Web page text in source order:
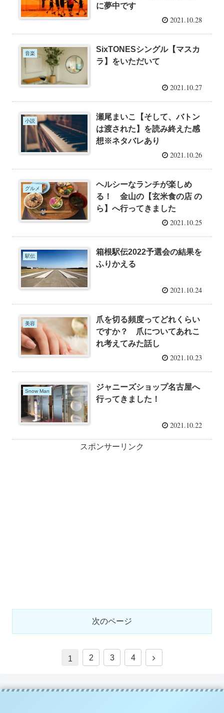
に夢中です
2021.10.28
音楽
SixTONESシングル【マスカ
ラ】をいただいて
2021.10.27
小説
瀬尾まいこ【そして、バトン
は渡された】を読み終えた感
想※ネタバレあり
2021.10.26
グルメ
ヘルシーなランチが楽しめ
る！ 金山の【玄米食の店 の
ら】へ行ってきました
2021.10.25
駅伝
箱根駅伝2022予選会の結果を
ふりかえる
2021.10.24
美容
爪を切る頻度ってどれくらい
ですか？ 爪についてあれこ
れ考えてみた話し
2021.10.23
Snow Man
ジャニーズショップ名古屋へ
行ってきました！
2021.10.22
スポンサーリンク
次のページ
1 2 3 4